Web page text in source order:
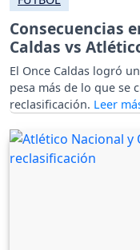
Consecuencias
Caldas vs
El Once Caldas logró
pesa más de lo que se
reclasificación.